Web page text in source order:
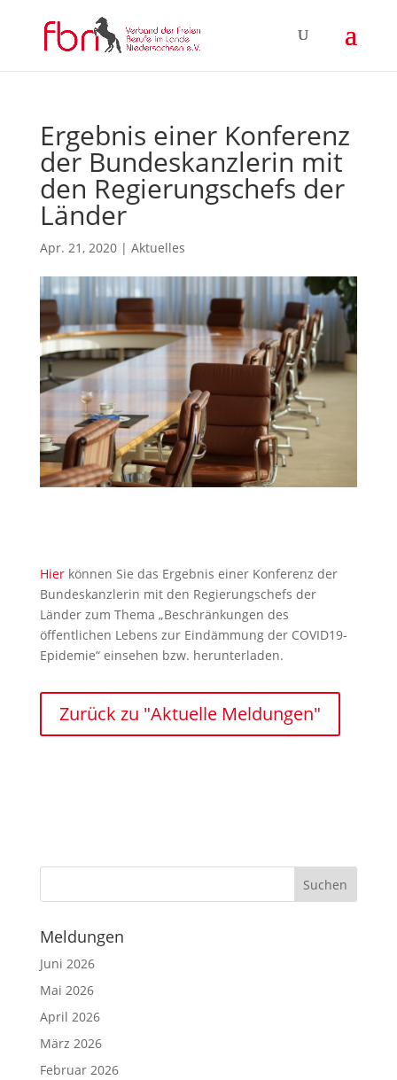
Ergebnis einer Konferenz
der Bundeskanzlerin mit
den Regierungschefs der
Länder
Apr. 21, 2020| Aktuelles
Hierkönnen Sie das Ergebnis einer Konferenz der
Bundeskanzlerin mit den Regierungschefs der
Länder zum Thema „Beschränkungen des
öffentlichen Lebens zur Eindämmung der COVID19-
Epidemie“ einsehen bzw. herunterladen.
Zurück zu "Aktuelle Meldungen"
Meldungen
Juni 2026
Mai 2026
April 2026
März 2026
Februar 2026